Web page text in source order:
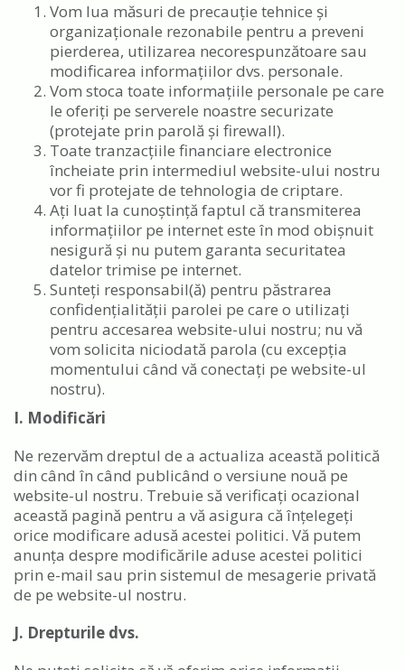
Vom lua măsuri de precauție tehnice și
organizaționale rezonabile pentru a preveni
pierderea, utilizarea necorespunzătoare sau
modificarea informațiilor dvs. personale.
Vom stoca toate informațiile personale pe care
le oferiți pe serverele noastre securizate
(protejate prin parolă și firewall).
Toate tranzacțiile financiare electronice
încheiate prin intermediul website-ului nostru
vor fi protejate de tehnologia de criptare.
Ați luat la cunoștință faptul că transmiterea
informațiilor pe internet este în mod obișnuit
nesigură și nu putem garanta securitatea
datelor trimise pe internet.
Sunteți responsabil(ă) pentru păstrarea
confidențialității parolei pe care o utilizați
pentru accesarea website-ului nostru; nu vă
vom solicita niciodată parola (cu excepția
momentului când vă conectați pe website-ul
nostru).
I. Modificări
Ne rezervăm dreptul de a actualiza această politică
din când în când publicând o versiune nouă pe
website-ul nostru. Trebuie să verificați ocazional
această pagină pentru a vă asigura că înțelegeți
orice modificare adusă acestei politici. Vă putem
anunța despre modificările aduse acestei politici
prin e-mail sau prin sistemul de mesagerie privată
de pe website-ul nostru.
J. Drepturile dvs.